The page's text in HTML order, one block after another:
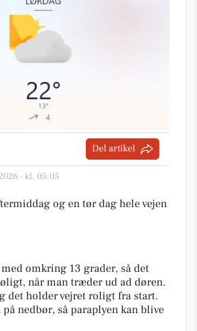
Del artikel
- kl. 05:05
og en tør dag hele vejen
omkring 13 grader, så det
når man træder ud ad døren.
det holder vejret roligt fra start.
nedbør, så paraplyen kan blive